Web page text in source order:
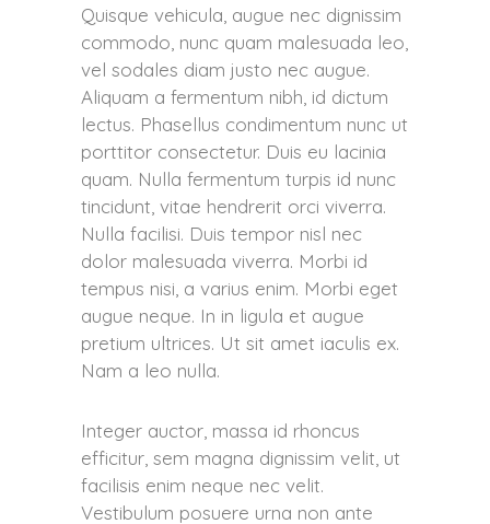
Quisque vehicula, augue nec dignissim
commodo, nunc quam malesuada leo,
vel sodales diam justo nec augue.
Aliquam a fermentum nibh, id dictum
lectus. Phasellus condimentum nunc ut
porttitor consectetur. Duis eu lacinia
quam. Nulla fermentum turpis id nunc
tincidunt, vitae hendrerit orci viverra.
Nulla facilisi. Duis tempor nisl nec
dolor malesuada viverra. Morbi id
tempus nisi, a varius enim. Morbi eget
augue neque. In in ligula et augue
pretium ultrices. Ut sit amet iaculis ex.
Nam a leo nulla.
Integer auctor, massa id rhoncus
efficitur, sem magna dignissim velit, ut
facilisis enim neque nec velit.
Vestibulum posuere urna non ante